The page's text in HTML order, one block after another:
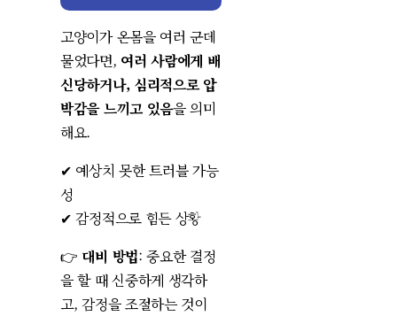
고양이가 온몸을 여러 군데
물었다면, 여러 사람에게 배
신당하거나, 심리적으로 압
박감을 느끼고 있음을 의미
해요.
✔ 예상치 못한 트러블 가능
성
✔ 감정적으로 힘든 상황
👉 대비 방법: 중요한 결정
을 할 때 신중하게 생각하
고, 감정을 조절하는 것이